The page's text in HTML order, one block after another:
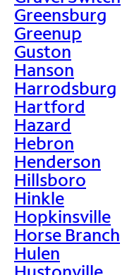
Greensburg
Greenup
Guston
Hanson
Harrodsburg
Hartford
Hazard
Hebron
Henderson
Hillsboro
Hinkle
Hopkinsville
Horse Branch
Hulen